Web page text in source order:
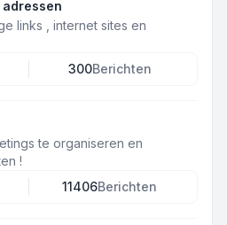
adressen
links , internet sites en
300Berichten
te organiseren en
!
11406Berichten